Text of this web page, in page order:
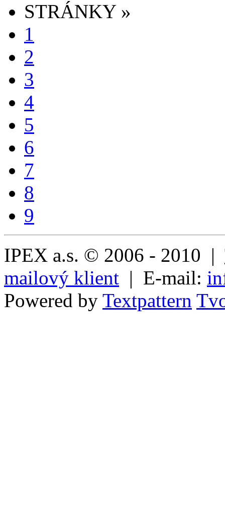
STRÁNKY »
1
2
3
4
5
6
7
8
9
IPEX a.s. © 2006 - 2010 |
mailový klient | E-mail:
Powered by Textpattern